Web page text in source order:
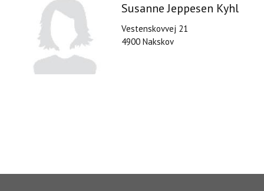
Susanne Jeppesen Kyhl
Vestenskovvej 21
4900 Nakskov